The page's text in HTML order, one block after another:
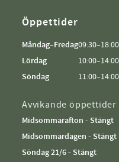
Öppettider
Måndag–Fredag09:30–18:00
Lördag
10:00–14:00
Söndag
11:00–14:00
Avvikande öppettider
Midsommarafton - Stängt
Midsommardagen - Stängt
Söndag 21/6 - Stängt